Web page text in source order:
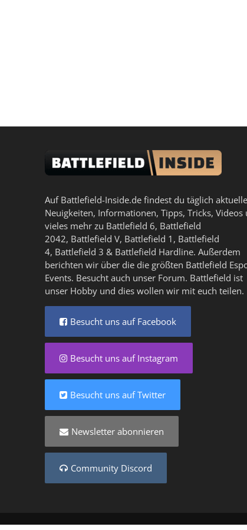
Auf Battlefield-Inside.de findest du täglich aktuelle
Neuigkeiten, Informationen, Tipps, Tricks, Videos
vieles mehr zu Battlefield 6, Battlefield
2042, Battlefield V, Battlefield 1 , Battlefield
4, Battlefield 3 & Battlefield Hardline. Außerdem
berichten wir über die die größten Battlefield
Events. Besucht auch unser Forum. Battlefield ist
unser Hobby und dies wollen wir mit euch teilen.
Besucht uns auf Facebook
Besucht uns auf Instagram
Besucht uns auf Twitter
Newsletter abonnieren
Community Discord